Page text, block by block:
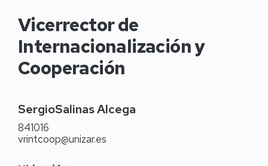
Vicerrector de
Internacionalización y
Cooperación
SergioSalinas Alcega
841016
vrintcoop@unizar.es